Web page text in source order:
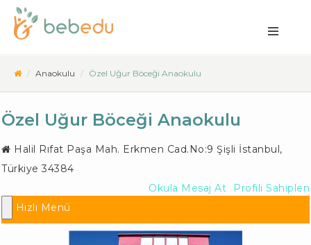
Anaokulu Özel Uğur Böceği Anaokulu
Özel Uğur Böceği Anaokulu
Halil Rıfat Paşa Mah. Erkmen Cad.No:9 Şişli İstanbul,
Türkiye 34384
Profili Sahiplen
Okula Mesaj At
Hızlı Menü